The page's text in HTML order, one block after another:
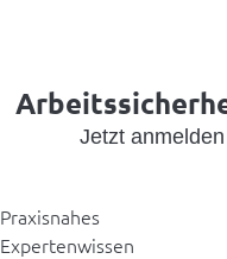
Jetzt
Praxisnahes
Expertenwissen